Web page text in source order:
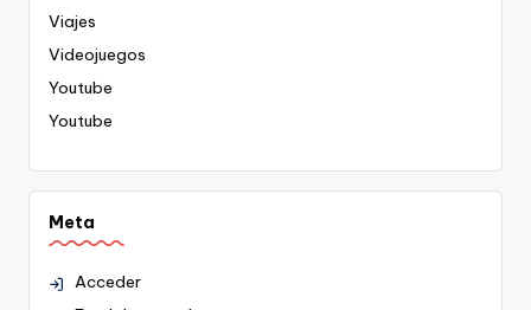
Viajes
Videojuegos
Youtube
Youtube
Meta
Acceder